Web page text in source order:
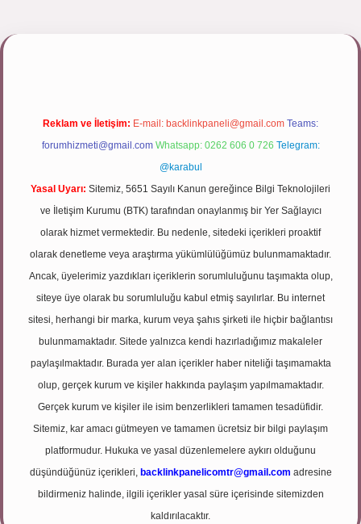
Reklam ve İletişim: E-mail: backlinkpaneli@gmail.com Teams:
forumhizmeti@gmail.com Whatsapp: 0262 606 0 726 Telegram:
@karabul
Yasal Uyarı: Sitemiz, 5651 Sayılı Kanun gereğince Bilgi Teknolojileri
ve İletişim Kurumu (BTK) tarafından onaylanmış bir Yer Sağlayıcı
olarak hizmet vermektedir. Bu nedenle, sitedeki içerikleri proaktif
olarak denetleme veya araştırma yükümlülüğümüz bulunmamaktadır.
Ancak, üyelerimiz yazdıkları içeriklerin sorumluluğunu taşımakta olup,
siteye üye olarak bu sorumluluğu kabul etmiş sayılırlar. Bu internet
sitesi, herhangi bir marka, kurum veya şahıs şirketi ile hiçbir bağlantısı
bulunmamaktadır. Sitede yalnızca kendi hazırladığımız makaleler
paylaşılmaktadır. Burada yer alan içerikler haber niteliği taşımamakta
olup, gerçek kurum ve kişiler hakkında paylaşım yapılmamaktadır.
Gerçek kurum ve kişiler ile isim benzerlikleri tamamen tesadüfidir.
Sitemiz, kar amacı gütmeyen ve tamamen ücretsiz bir bilgi paylaşım
platformudur. Hukuka ve yasal düzenlemelere aykırı olduğunu
düşündüğünüz içerikleri, backlinkpanelicomtr@gmail.com adresine
bildirmeniz halinde, ilgili içerikler yasal süre içerisinde sitemizden
kaldırılacaktır.